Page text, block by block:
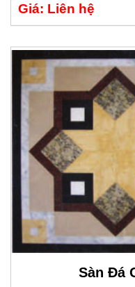
Giá: Liên hệ
Sàn Đá